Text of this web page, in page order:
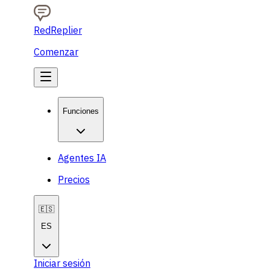
RedReplier
Comenzar
Funciones
Agentes IA
Precios
🇪🇸
ES
Iniciar sesión